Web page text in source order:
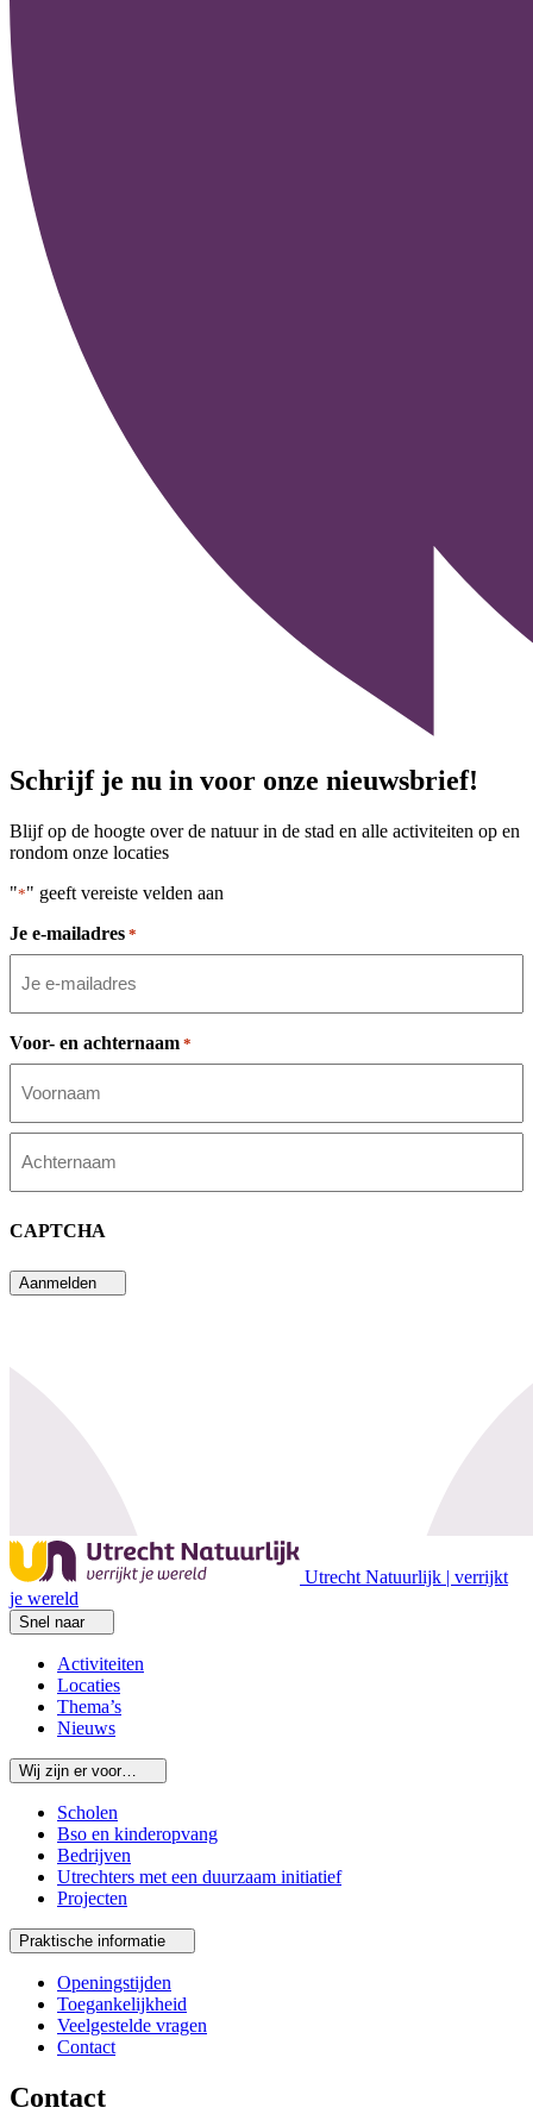
Schrijf je nu in voor onze nieuwsbrief!
Blijf op de hoogte over de natuur in de stad en alle activiteiten op en
rondom onze locaties
"*" geeft vereiste velden aan
Je e-mailadres *
Voor- en achternaam *
Voornaam
CAPTCHA
Aanmelden
Utrecht Natuurlijk | verrijkt
je wereld
Snel naar
Activiteiten
Locaties
Thema’s
Nieuws
Wij zijn er voor…
Scholen
Bso en kinderopvang
Bedrijven
Utrechters met een duurzaam initiatief
Projecten
Praktische informatie
Openingstijden
Toegankelijkheid
Veelgestelde vragen
Contact
Contact